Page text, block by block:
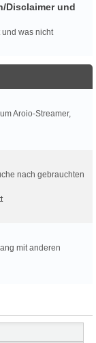
Disclaimer und
und was nicht
Aroio-Streamer,
nach gebrauchten
mit anderen